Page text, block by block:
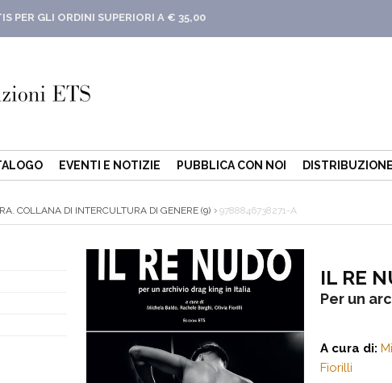
PER GLI ORDINI SUPERIORI A € 35,00
EVENTI E NOTIZIE PUBBLICA CON NOI DISTRIBUZIONE
COLLANA DI INTERCULTURA DI GENERE (9) 9788846738271-A
IL RE
Per un
A cura di:
Fiorilli